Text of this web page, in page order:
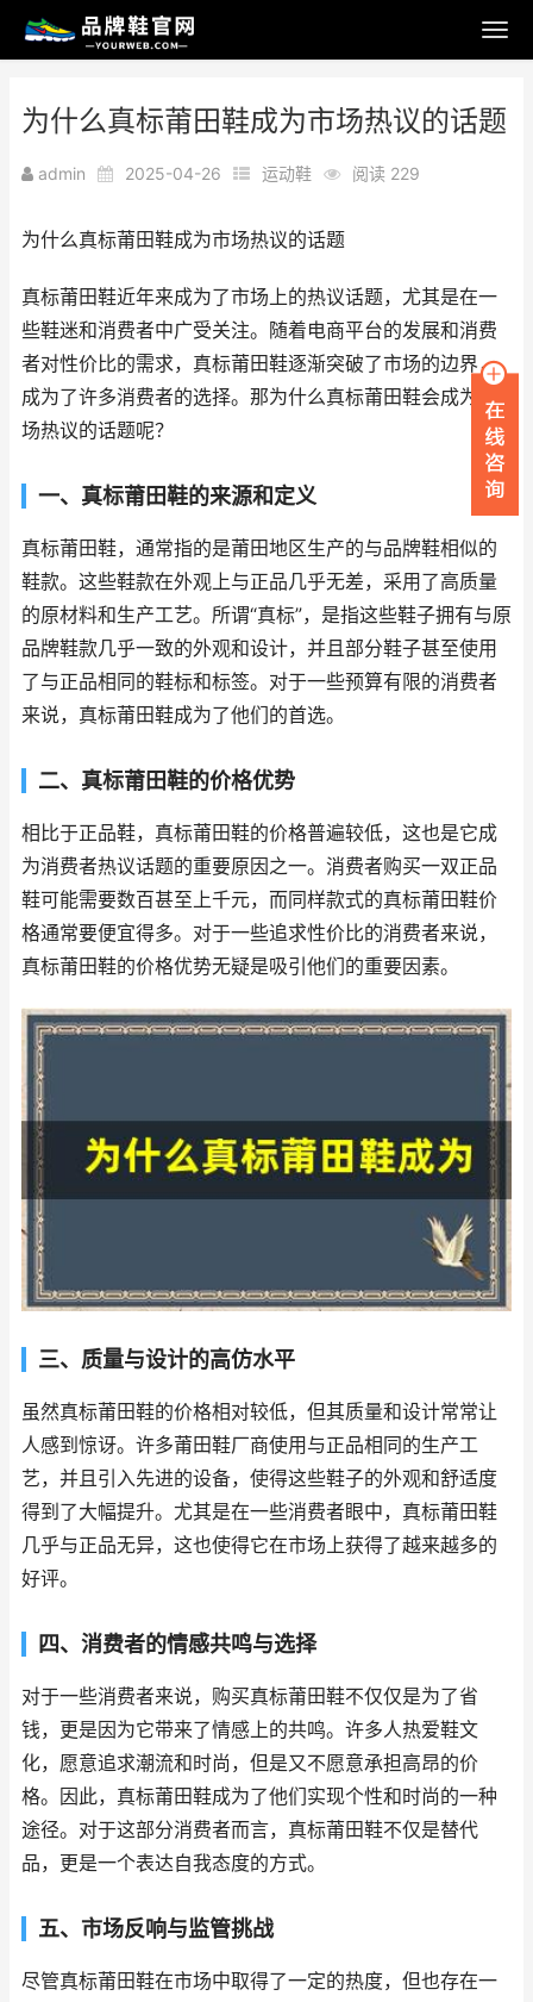
为什么真标莆田鞋成为市场热议的话题
admin 2025-04-26 运动鞋 阅读 229
为什么真标莆田鞋成为市场热议的话题
真标莆田鞋近年来成为了市场上的热议话题，尤其是在一
些鞋迷和消费者中广受关注。随着电商平台的发展和消费
者对性价比的需求，真标莆田鞋逐渐突破了市场的边界，
成为了许多消费者的选择。那为什么真标莆田鞋会成为市
场热议的话题呢？
一、真标莆田鞋的来源和定义
真标莆田鞋，通常指的是莆田地区生产的与品牌鞋相似的
鞋款。这些鞋款在外观上与正品几乎无差，采用了高质量
的原材料和生产工艺。所谓“真标”，是指这些鞋子拥有与原
品牌鞋款几乎一致的外观和设计，并且部分鞋子甚至使用
了与正品相同的鞋标和标签。对于一些预算有限的消费者
来说，真标莆田鞋成为了他们的首选。
二、真标莆田鞋的价格优势
相比于正品鞋，真标莆田鞋的价格普遍较低，这也是它成
为消费者热议话题的重要原因之一。消费者购买一双正品
鞋可能需要数百甚至上千元，而同样款式的真标莆田鞋价
格通常要便宜得多。对于一些追求性价比的消费者来说，
真标莆田鞋的价格优势无疑是吸引他们的重要因素。
三、质量与设计的高仿水平
虽然真标莆田鞋的价格相对较低，但其质量和设计常常让
人感到惊讶。许多莆田鞋厂商使用与正品相同的生产工
艺，并且引入先进的设备，使得这些鞋子的外观和舒适度
得到了大幅提升。尤其是在一些消费者眼中，真标莆田鞋
几乎与正品无异，这也使得它在市场上获得了越来越多的
好评。
四、消费者的情感共鸣与选择
对于一些消费者来说，购买真标莆田鞋不仅仅是为了省
钱，更是因为它带来了情感上的共鸣。许多人热爱鞋文
化，愿意追求潮流和时尚，但是又不愿意承担高昂的价
格。因此，真标莆田鞋成为了他们实现个性和时尚的一种
途径。对于这部分消费者而言，真标莆田鞋不仅是替代
品，更是一个表达自我态度的方式。
五、市场反响与监管挑战
尽管真标莆田鞋在市场中取得了一定的热度，但也存在一